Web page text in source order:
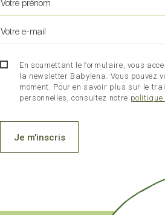
En soumettant le formulaire, vous
la newsletter Babylena. Vous pouvez
moment. Pour en savoir plus sur le
personnelles, consultez notre politique
Je m'inscris